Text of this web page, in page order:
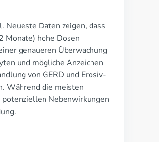
Neueste Daten zeigen, dass
Monate) hohe Dosen
genaueren Überwachung
und mögliche Anzeichen
von GERD und Erosiv-
Während die meisten
Nebenwirkungen